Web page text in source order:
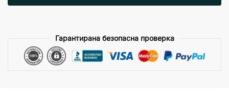
Гарантирана безопасна проверка